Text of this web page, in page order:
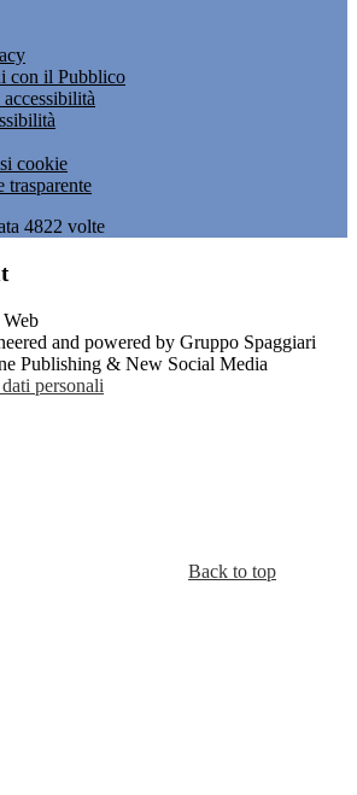
con il Pubblico
cookie
trasparente
4822 volte
and powered by Gruppo Spaggiari
Publishing & New Social Media
personali
Back to top